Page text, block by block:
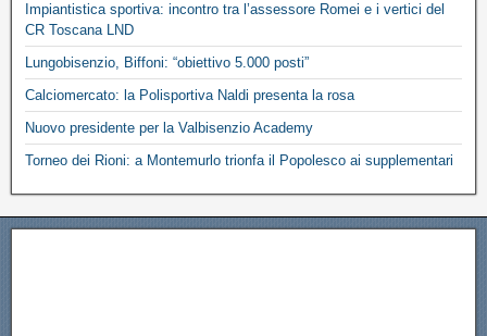
Impiantistica sportiva: incontro tra l’assessore Romei e i vertici del
CR Toscana LND
Lungobisenzio, Biffoni: “obiettivo 5.000 posti”
Calciomercato: la Polisportiva Naldi presenta la rosa
Nuovo presidente per la Valbisenzio Academy
Torneo dei Rioni: a Montemurlo trionfa il Popolesco ai supplementari